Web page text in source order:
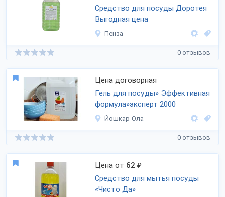
Средство для посуды Доротея
Выгодная цена
Пенза
0 отзывов
Цена договорная
Гель для посуды» Эффективная
формула»эксперт 2000
Йошкар-Ола
0 отзывов
Цена от 62 ₽
Средство для мытья посуды
«Чисто Да»